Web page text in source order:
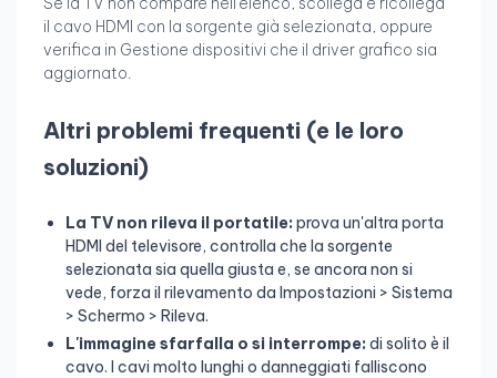
il cavo HDMI con la sorgente già selezionata, oppure
verifica in Gestione dispositivi che il driver grafico sia
aggiornato.
Altri problemi frequenti (e le loro
soluzioni)
La TV non rileva il portatile: prova un'altra porta
HDMI del televisore, controlla che la sorgente
selezionata sia quella giusta e, se ancora non si
vede, forza il rilevamento da Impostazioni > Sistema
> Schermo > Rileva.
L'immagine sfarfalla o si interrompe: di solito è il
cavo. I cavi molto lunghi o danneggiati falliscono